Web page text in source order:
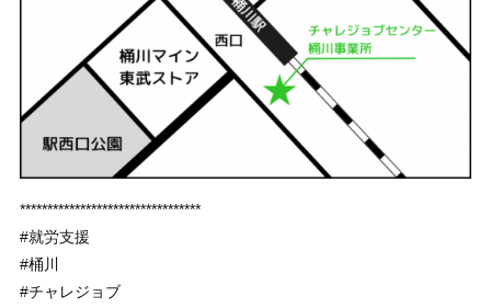
*********************************
#就労支援
#桶川
#チャレジョブ